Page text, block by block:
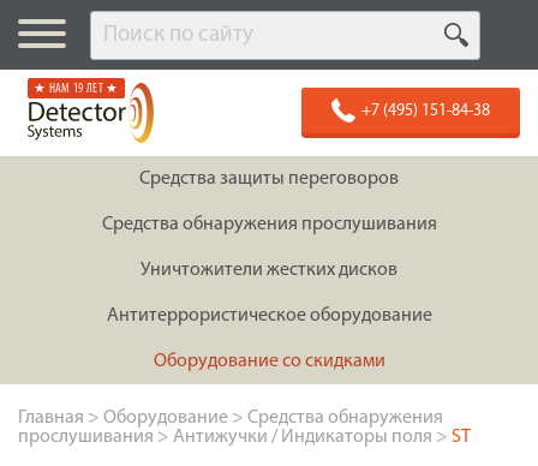
★ НАМ 19 ЛЕТ ★
+7 (495) 151-84-38
Средства защиты переговоров
Средства обнаружения прослушивания
Уничтожители жестких дисков
Антитеррористическое оборудование
Оборудование со скидками
Главная > Оборудование > Средства обнаружения
прослушивания > Антижучки / Индикаторы поля > ST